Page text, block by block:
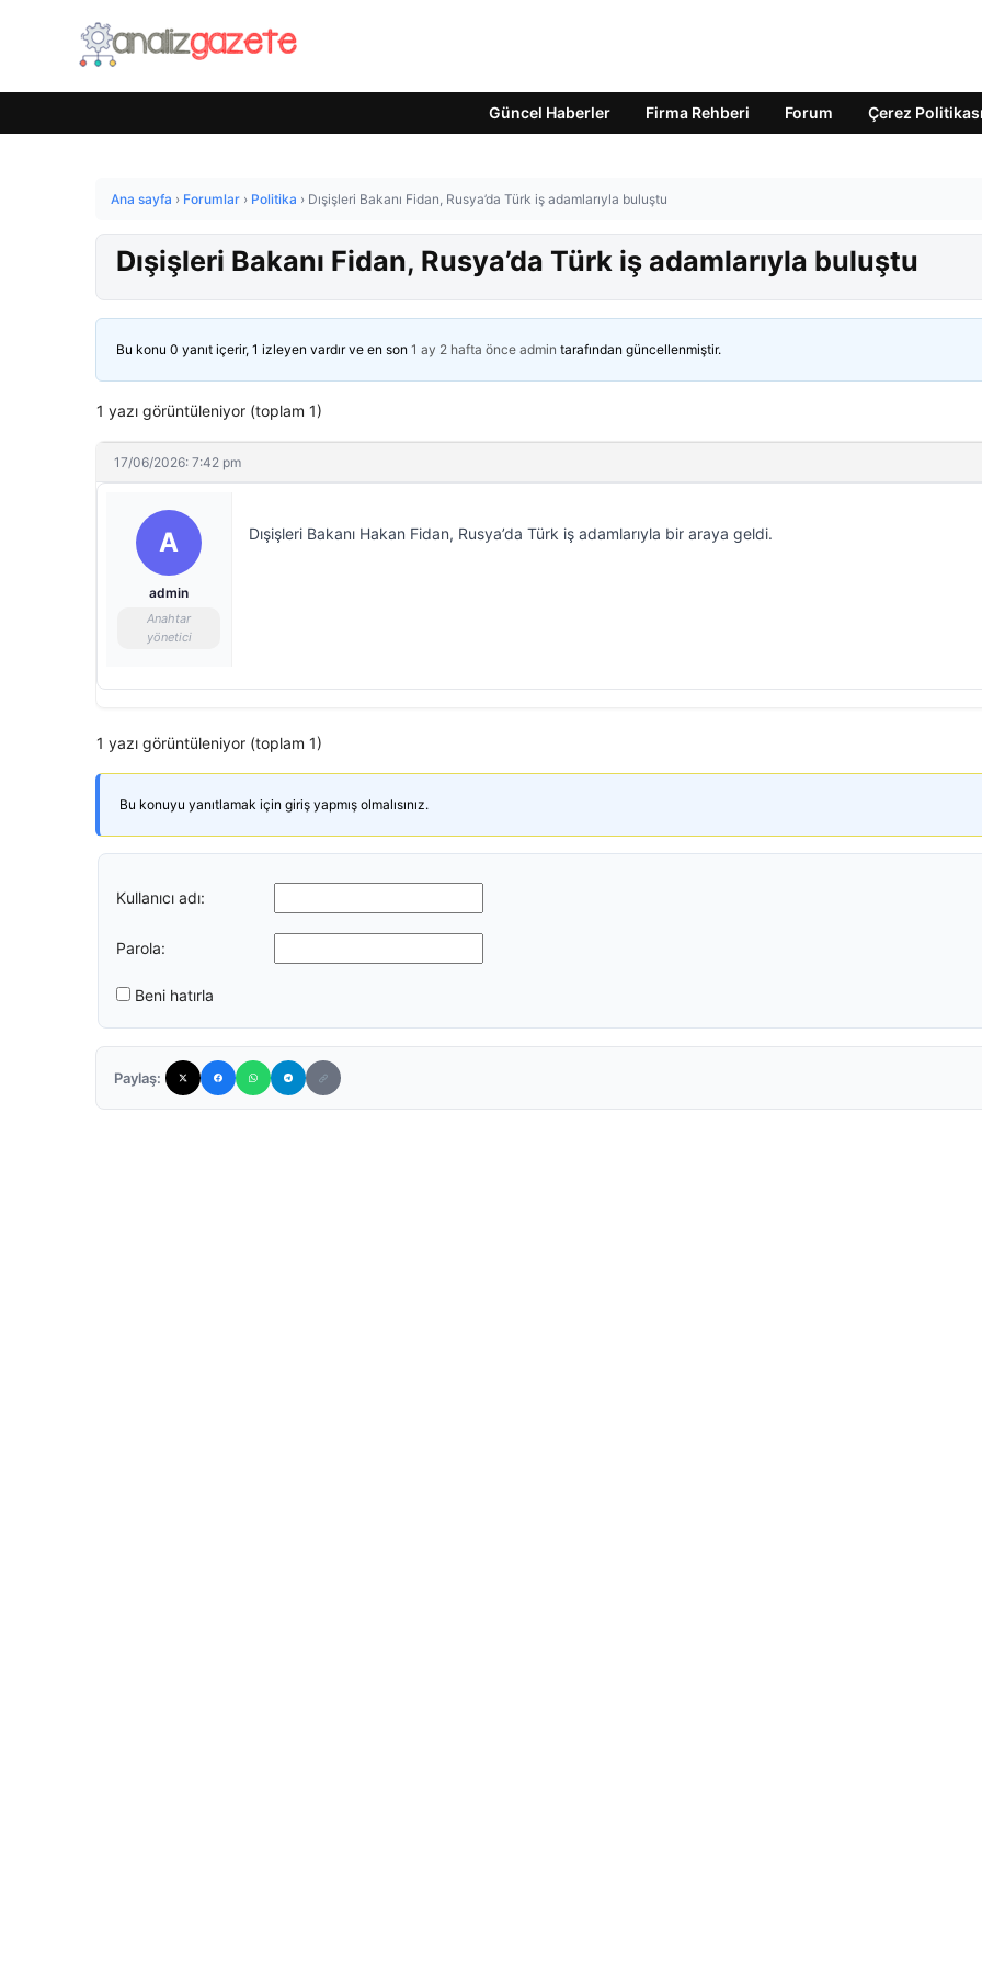
Güncel Haberler Firma Rehberi Forum Çerez Politikası
Ana sayfa › Forumlar › Politika › Dışişleri Bakanı Fidan, Rusya’da Türk iş adamlarıyla buluştu
Dışişleri Bakanı Fidan, Rusya’da Türk iş adamlarıyla buluştu
Bu konu 0 yanıt içerir, 1 izleyen vardır ve en son 1 ay 2 hafta önce admin tarafından güncellenmiştir.
1 yazı görüntüleniyor (toplam 1)
17/06/2026: 7:42 pm
A
admin
Anahtar
yönetici
Dışişleri Bakanı Hakan Fidan, Rusya’da Türk iş adamlarıyla bir araya geldi.
1 yazı görüntüleniyor (toplam 1)
Bu konuyu yanıtlamak için giriş yapmış olmalısınız.
Kullanıcı adı:
Parola:
Beni hatırla
Paylaş: